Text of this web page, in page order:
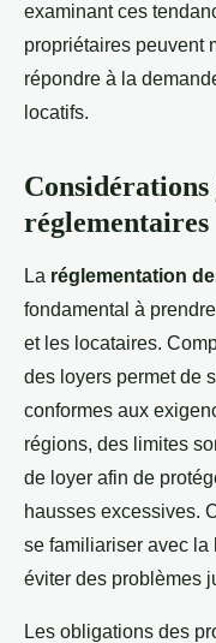
examinant ces
propriétaires peuvent
répondre à la
locatifs.
réglementaires
La réglementation
fondamental à
et les locataires.
des loyers permet de
conformes aux
régions, des limites
de loyer afin de
hausses excessives.
se familiariser avec
éviter des problèmes
Les obligations des